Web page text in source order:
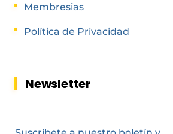
Membresias
Política de Privacidad
Newsletter